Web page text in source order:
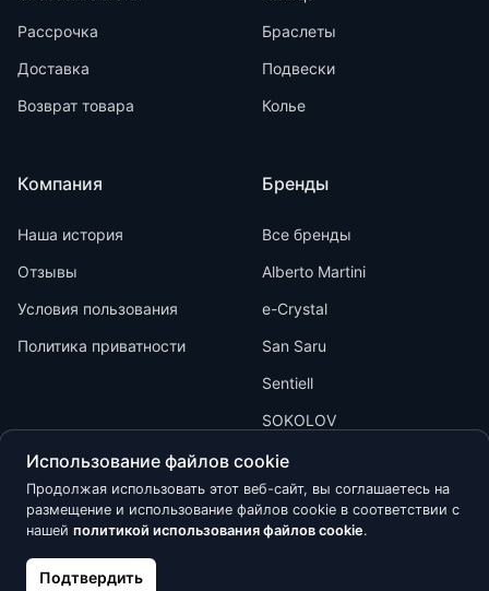
Рассрочка
Доставка
Возврат товара
Компания
Наша история
Отзывы
Условия пользования
Политика приватности
Браслеты
Подвески
Колье
Бренды
Все бренды
Alberto Martini
e-Crystal
San Saru
Sentiell
SOKOLOV
Kõik õigused kaitstud © 2026 Calypso
Использование файлов cookie
Продолжая использовать этот веб-сайт, вы соглашаетесь на
размещение и использование файлов cookie в соответствии с
нашей политикой использования файлов cookie.
Подтвердить